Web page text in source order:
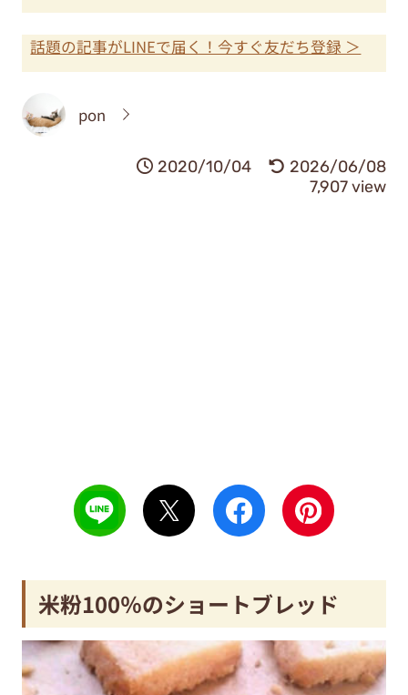
話題の記事がLINEで届く！今すぐ友だち登録 ＞
pon
2020/10/04
2026/06/08
7,907 view
米粉100％のショートブレッド